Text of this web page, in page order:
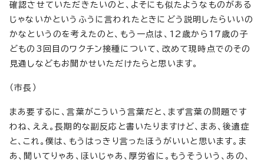
確認させていただきたいのと、よそにも似たようなものがある
じゃないかというふうに言われたときにどう説明したらいいの
かなというのを考えたのと、もう一点は、12歳から17歳の子
どもの3回目のワクチン接種について、改めて現時点でのその
見通しなどもお聞かせいただけたらと思います。
（市長）
まあ要するに、言葉がこういう言葉だと、まず言葉の問題です
わね、ええ。長期的な副反応と書いたりますけど、まあ、後遺症
と、これ。僕は、もうはっきり言ったほうがいいと思います。ま
あ、聞いてりゃあ、ほいじゃあ、厚労省に。もうそういう、あの、